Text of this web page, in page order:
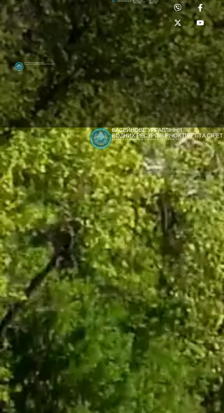
[newyear_garland]
Басейнове управління
водних ресурсів річок Прут та Сірет
Лабораторія:
(0372) 53-92-00
dpbuvr@dpbuvr.gov.uaПриймальня:
(0372) 51-14-56
БАСЕЙНОВЕ УПРАВЛІННЯ
ВОДНИХ РЕСУРСІВ РІЧОК ПРУТ ТА СІРЕТ
ДЕРЖАВНЕ АГЕНТСТВО ВОДНИХ РЕСУРСІВ УКРАЇНИ